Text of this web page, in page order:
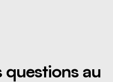
questions au